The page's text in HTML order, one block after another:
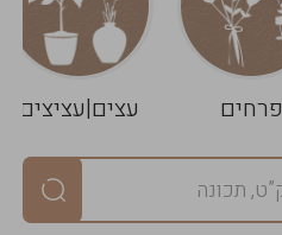
פרחים עצים|עציצים